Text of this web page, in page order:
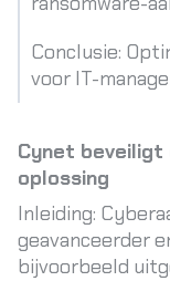
Cynet beveiligt
oplossing
Inleiding:
geavanceerder
bijvoorbeeld
Conclusie:
voor IT-